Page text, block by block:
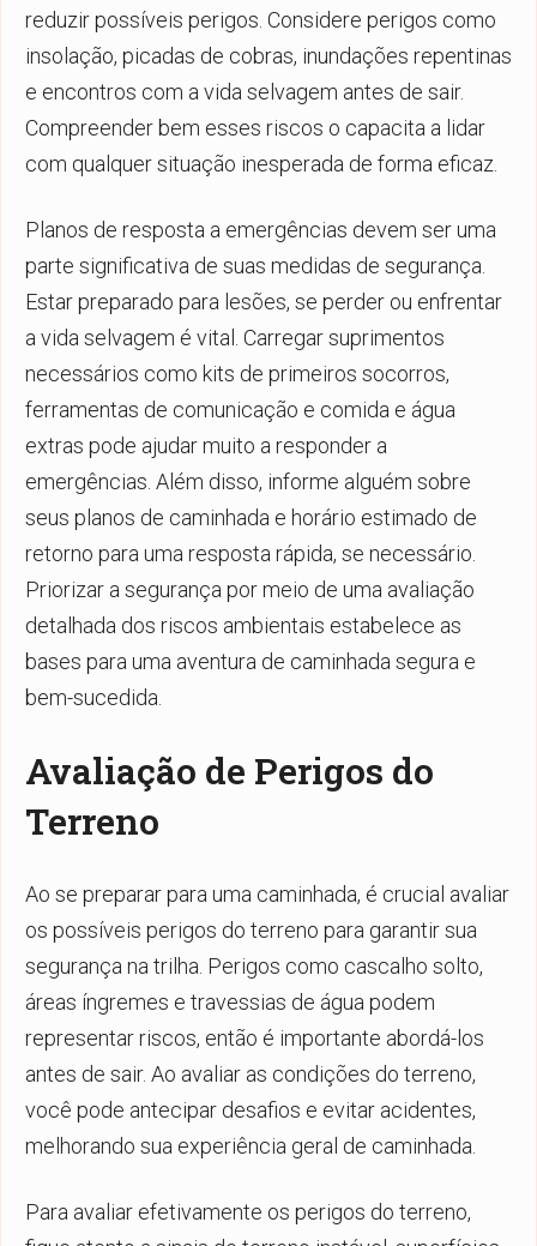
reduzir possíveis perigos. Considere perigos como
insolação, picadas de cobras, inundações repentinas
e encontros com a vida selvagem antes de sair.
Compreender bem esses riscos o capacita a lidar
com qualquer situação inesperada de forma eficaz.
Planos de resposta a emergências devem ser uma
parte significativa de suas medidas de segurança.
Estar preparado para lesões, se perder ou enfrentar
a vida selvagem é vital. Carregar suprimentos
necessários como kits de primeiros socorros,
ferramentas de comunicação e comida e água
extras pode ajudar muito a responder a
emergências. Além disso, informe alguém sobre
seus planos de caminhada e horário estimado de
retorno para uma resposta rápida, se necessário.
Priorizar a segurança por meio de uma avaliação
detalhada dos riscos ambientais estabelece as
bases para uma aventura de caminhada segura e
bem-sucedida.
Avaliação de Perigos do
Terreno
Ao se preparar para uma caminhada, é crucial avaliar
os possíveis perigos do terreno para garantir sua
segurança na trilha. Perigos como cascalho solto,
áreas íngremes e travessias de água podem
representar riscos, então é importante abordá-los
antes de sair. Ao avaliar as condições do terreno,
você pode antecipar desafios e evitar acidentes,
melhorando sua experiência geral de caminhada.
Para avaliar efetivamente os perigos do terreno,